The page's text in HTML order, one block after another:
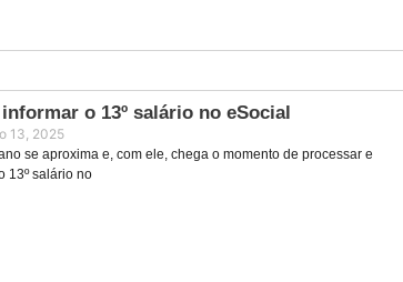
o 13º salário no eSocial
13, 2025
se aproxima e, com ele, chega o momento de processar e
13º salário no